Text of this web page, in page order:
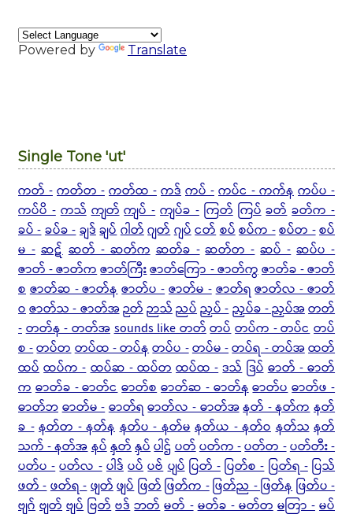
Powered by Translate
Single Tone 'ut'
ကတ် - ကတ်တ - ကတ်ထ - ကဒ် ကပ် - ကပ်င - ကက်န ကပ်ပ -
ကပ်ပိ - ကသ် ကျတ် ကျပ် - ကျပ်ခ - ကြတ် ကြပ် ခတ် ခတ်က -
ခပ် -ခပ်ခ -ချဒ်ချပ်ဂါတ်ဂျတ်ဂျပ်ငတ်စပ်စပ်က -စပ်တ -စပ်
မ - ဆဋ် ဆတ် - ဆတ်က ဆတ်ခ - ဆတ်တ - ဆပ် - ဆပ်ပ -
ဇာတ် - ဇာတ်ကဇာတ်ကြီးဇာတ်ကြော - ဇာတ်ကွဇာတ်ခ - ဇာတ်
စဇာတ်ဆ - ဇာတ်နဇာတ်ပ -ဇာတ်မ -ဇာတ်ရ ဇာတ်လ - ဇာတ်
ဝဇာတ်သ - ဇာတ်အဉတ်ဉာသ်ညပ်ညှပ် -ညှပ်ခ - ညှပ်အတတ်
-တတ်န - တတ်အsounds like တတ်တပ်တပ်က - တပ်ငတပ်
စ -တပ်တတပ်ထ - တပ်နတပ်ပ -တပ်မ -တပ်ရ - တပ်အထတ်
ထပ် ထပ်က - ထပ်ဆ - ထပ်တ ထပ်ထ - ဒသ် ဒြပ် ဓာတ် - ဓာတ်
ကဓာတ်ခ - ဓာတ်ငဓာတ်စဓာတ်ဆ - ဓာတ်နဓာတ်ပဓာတ်ဖ -
ဓာတ်ဘဓာတ်မ -ဓာတ်ရ ဓာတ်လ - ဓာတ်အနတ် - နတ်ကနတ်
ခ - နတ်တ - နတ်န နတ်ပ - နတ်မ နတ်ယ - နတ်ဝ နတ်သ နတ်
သက် - နတ်အနပ်နှတ်နှပ်ပါဌ်ပတ်ပတ်က -ပတ်တ -ပတ်တီး -
ပတ်ပ - ပတ်လ - ပါဒ် ပပ် ပဗ် ပျပ် ပြတ် - ပြတ်စ - ပြတ်ရ - ပြသ်
ဖတ် -ဖတ်ရ -ဖျတ်ဖျပ်ဖြတ်ဖြတ်က -ဖြတ်ည - ဖြတ်နဖြတ်ပ -
ဗျဂ် ဗျတ် ဗျပ် ဗြတ် ဗဒ် ဘတ် မတ် - မတ်ခ - မတ်တ မတြာ - မပ်